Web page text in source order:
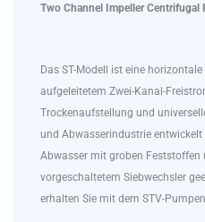
Two Channel Impeller Centrifugal
Das ST-Modell ist eine
aufgeleitetem Zwei-Kanal-
Trockenaufstellung und
und Abwasserindustrie
Abwasser mit groben
vorgeschaltetem Siebwechsler
erhalten Sie mit dem STV-